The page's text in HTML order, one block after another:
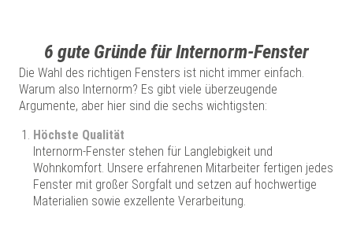
6 gute Gründe für Internorm-Fenster
Die Wahl des richtigen Fensters ist nicht immer einfach.
Warum also Internorm? Es gibt viele überzeugende
Argumente, aber hier sind die sechs wichtigsten:
Höchste Qualität
Internorm-Fenster stehen für Langlebigkeit und
Wohnkomfort. Unsere erfahrenen Mitarbeiter fertigen jedes
Fenster mit großer Sorgfalt und setzen auf hochwertige
Materialien sowie exzellente Verarbeitung.